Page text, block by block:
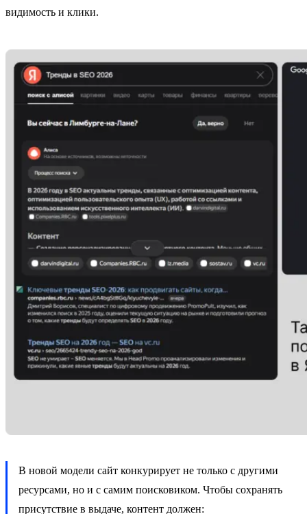
видимость и клики.
В новой модели сайт конкурирует не только с другими
ресурсами, но и с самим поисковиком. Чтобы сохранять
присутствие в выдаче, контент должен: